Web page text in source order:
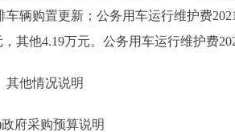
车辆购置更新；公务用车运行维护费
，其他4.19万元。公务用车运行维护费
他情况说明
采购预算说明